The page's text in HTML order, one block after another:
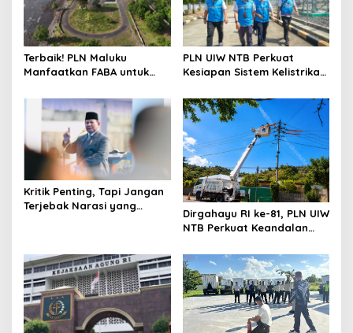
Terbaik! PLN Maluku
Manfaatkan FABA untuk
Selawaring Tidore
PLN UIW NTB Perkuat
Kesiapan Sistem Kelistrikan
Masyarakat
Kritik Penting, Tapi Jangan
Terjebak Narasi yang
Dirgahayu RI ke-81, PLN UIW
NTB Perkuat Keandalan
melalui PDKB di Sumbawa